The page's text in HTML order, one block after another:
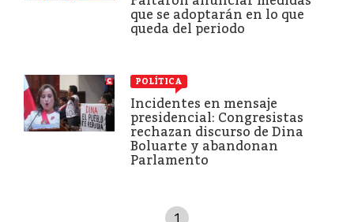
que se adoptarán en lo que
queda del periodo
POLÍTICA
Incidentes en mensaje
presidencial: Congresistas
rechazan discurso de Dina
Boluarte y abandonan
Parlamento
1